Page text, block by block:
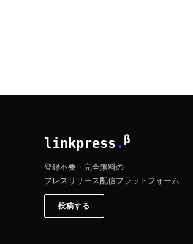
linkpress . β
登録不要・完全無料の
プレスリリース配信プラットフォーム
投稿する